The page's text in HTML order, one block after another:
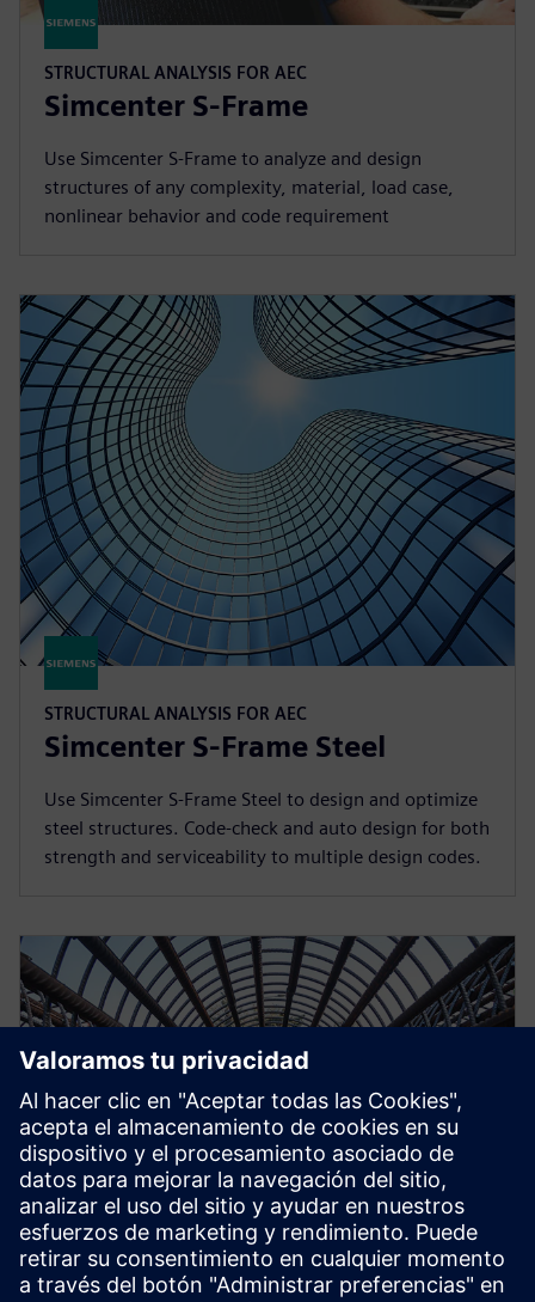
STRUCTURAL ANALYSIS FOR AEC
Simcenter S-Frame
Use Simcenter S‑Frame to analyze and design
structures of any complexity, material, load case,
nonlinear behavior and code requirement
STRUCTURAL ANALYSIS FOR AEC
Simcenter S-Frame Steel
Use Simcenter S-Frame Steel to design and optimize
steel structures. Code-check and auto design for both
strength and serviceability to multiple design codes.